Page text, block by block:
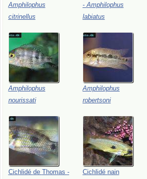
Amphilophus
citrinellus
- Amphilophus
labiatus
Amphilophus
nourissati
Amphilophus
robertsoni
Cichlidé de Thomas -
Cichlidé nain